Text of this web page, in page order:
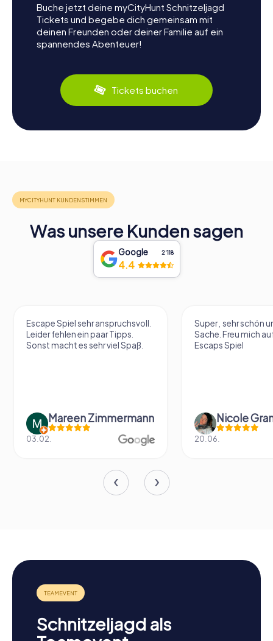
Buche jetzt deine myCityHunt Schnitzeljagd
Tickets und begebe dich gemeinsam mit
deinen Freunden oder deiner Familie auf ein
spannendes Abenteuer!
Tickets buchen
Was unsere Kunden sagen
Google 2‘118
4.4
Escape Spiel sehr anspruchsvoll.
Leider fehlen ein paar Tipps.
Sonst macht es sehr viel Spaß.
Mareen Zimmermann
03.02.
Super , sehr schön
Sache. Freu mich
Escaps Spiel
Nicole
20.06.
Schnitzeljagd als